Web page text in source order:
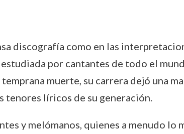
discografía como en las
por cantantes de todo el
muerte, su carrera dejó una
tenores líricos de su generación.
y melómanos, quienes a menudo lo